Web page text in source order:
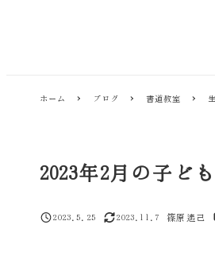
ホーム ブログ 書道教室
2023年2月の子ど
投稿日
2023.5.25
更新日
2023.11.7
著
篠原遙己